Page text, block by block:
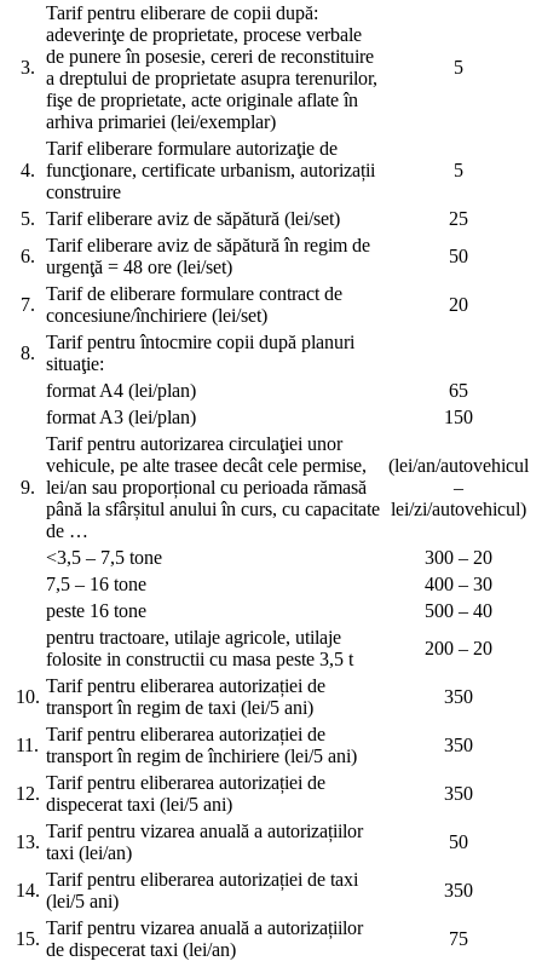
3.
Tarif pentru eliberare de copii după:
adeverinţe de proprietate, procese verbale
de punere în posesie, cereri de reconstituire
a dreptului de proprietate asupra terenurilor,
fişe de proprietate, acte originale aflate în
arhiva primariei (lei/exemplar)
5
4.
Tarif eliberare formulare autorizaţie de
funcţionare, certificate urbanism, autorizații
construire
5
5. Tarif eliberare aviz de săpătură (lei/set)
25
6.
Tarif eliberare aviz de săpătură în regim de
urgenţă = 48 ore (lei/set)
50
7.
Tarif de eliberare formulare contract de
concesiune/închiriere (lei/set)
20
8.
Tarif pentru întocmire copii după planuri
situaţie:
format A4 (lei/plan)
65
format A3 (lei/plan)
150
9.
Tarif pentru autorizarea circulaţiei unor
vehicule, pe alte trasee decât cele permise,
lei/an sau proporțional cu perioada rămasă
până la sfârșitul anului în curs, cu capacitate
de …
(lei/an/autovehicul
–
lei/zi/autovehicul)
<3,5 – 7,5 tone
300 – 20
7,5 – 16 tone
400 – 30
peste 16 tone
500 – 40
pentru tractoare, utilaje agricole, utilaje
folosite in constructii cu masa peste 3,5 t
200 – 20
10.
Tarif pentru eliberarea autorizației de
transport în regim de taxi (lei/5 ani)
350
11.
Tarif pentru eliberarea autorizației de
transport în regim de închiriere (lei/5 ani)
350
12.
Tarif pentru eliberarea autorizației de
dispecerat taxi (lei/5 ani)
350
13.
Tarif pentru vizarea anuală a autorizațiilor
taxi (lei/an)
50
14.
Tarif pentru eliberarea autorizației de taxi
(lei/5 ani)
350
15.
Tarif pentru vizarea anuală a autorizațiilor
de dispecerat taxi (lei/an)
75